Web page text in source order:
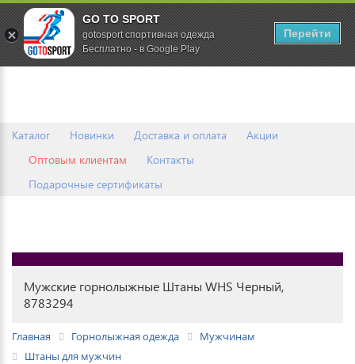
Каталог Новинки Доставка и оплата
Акции
Оптовым клиентам
Контакты
Подарочные сертификаты
0
Мужские горнолыжные Штаны WHS Черный,
8783294
Главная Горнолыжная одежда
Мужчинам
Штаны для мужчин
GO TO SPORT
gotosport спортивная одежда
Бесплатно - в Google Play
Перейти